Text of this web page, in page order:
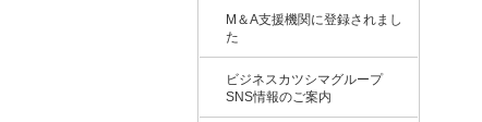
M＆A支援機関に登録されまし
た
ビジネスカツシマグループ
SNS情報のご案内